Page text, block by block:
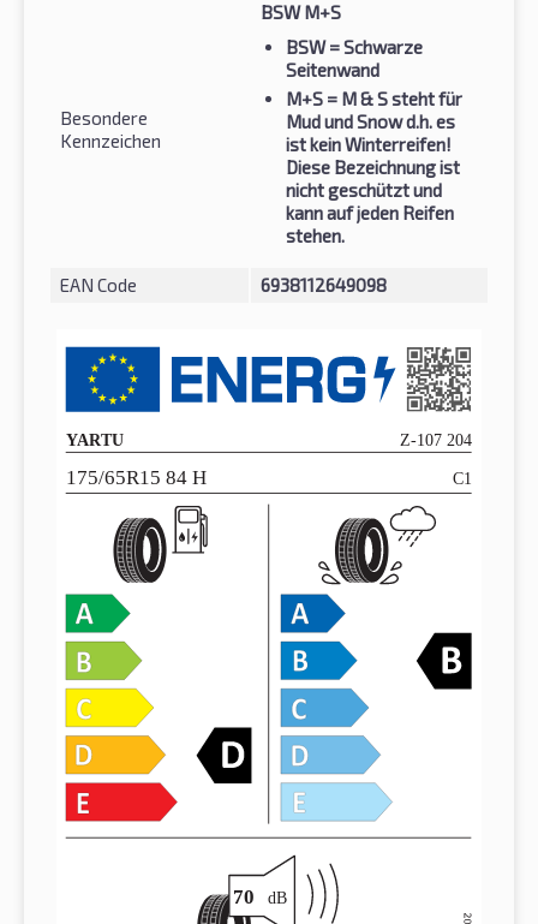
Besondere
Kennzeichen
BSW M+S
BSW= Schwarze
Seitenwand
M+S = M & S steht für
Mud und Snow d.h. es
ist kein Winterreifen!
Diese Bezeichnung ist
nicht geschützt und
kann auf jeden Reifen
stehen.
EAN Code 6938112649098